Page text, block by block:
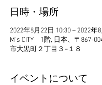
日時・場所
2022年8月22日 10:30 – 2022年
M's CITY 1階, 日本、〒867-
市大黒町２丁目３−１８
イベントについて